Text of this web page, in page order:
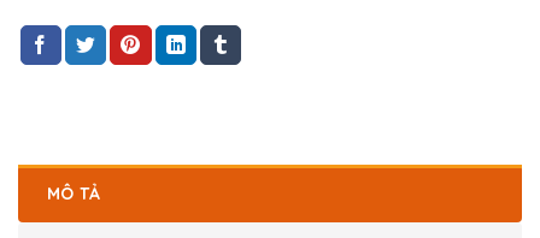
MÔ TẢ